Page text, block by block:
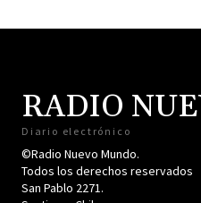
RADIO
Diario electrónico
©Radio Nuevo Mundo.
Todos los derechos reservados
San Pablo 2271.